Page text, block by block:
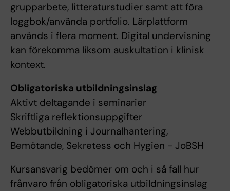
grupparbete, litteraturstudier samt att föra
loggbok/använda portfolio. Lärplattform
används i flera moment. Digital undervisning
kan förekomma liksom auskultation i klinisk
kontext.
Obligatoriska utbildningsinslag
Aktivt deltagande i seminarier
Skriftliga reflektionsuppgifter
Webbutbildning i Journalhantering,
Bemötande, Sekretess och Hygien - JoBSH
Kursansvarig bedömer om och i så fall hur
frånvaro från obligatoriska utbildningsinslag